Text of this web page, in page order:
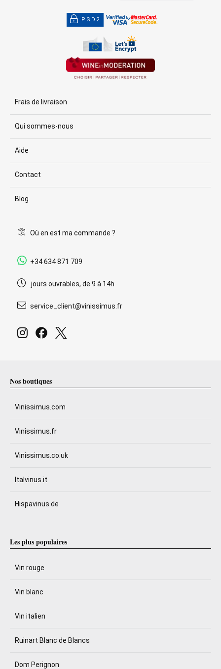
PSD2
Frais de livraison
Qui sommes-nous
Aide
Contact
Blog
Où en est ma commande ?
+34 634 871 709
jours ouvrables, de 9 à 14h
service_client@vinissimus.fr
Nos boutiques
Vinissimus.com
Vinissimus.fr
Vinissimus.co.uk
Italvinus.it
Hispavinus.de
Les plus populaires
Vin rouge
Vin blanc
Vin italien
Ruinart Blanc de Blancs
Dom Perignon